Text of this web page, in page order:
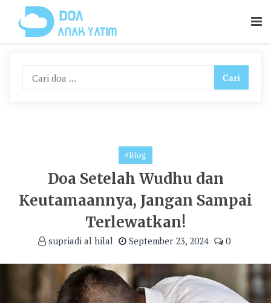
Content
#Blog
Doa Setelah Wudhu dan
Keutamaannya, Jangan Sampai
Terlewatkan!
supriadi al hilal September 23, 2024 0